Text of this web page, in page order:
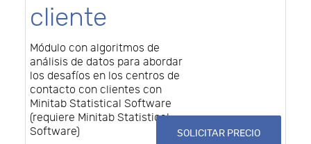
cliente
Módulo con algoritmos de
análisis de datos para abordar
los desafíos en los centros de
contacto con clientes con
Minitab Statistical Software
(requiere Minitab Statistical
Software)
SOLICITAR PRECIO